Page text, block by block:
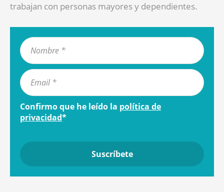
trabajan con personas mayores y dependientes.
Confirmo que he leído la política de
privacidad*